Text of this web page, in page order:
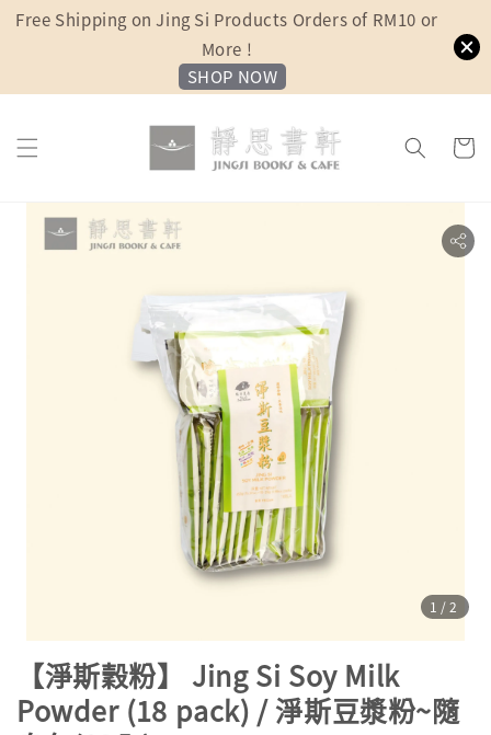
Free Shipping on Jing Si Products Orders of RM10 or
More !
SHOP NOW
1 /2
【淨斯穀粉】 Jing Si Soy Milk
Powder (18 pack) / 淨斯豆漿粉~隨